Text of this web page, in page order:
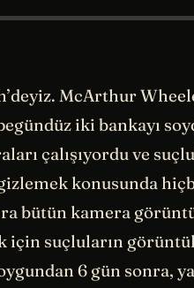
McArthur
iki bankayı
çalışıyordu ve
konusunda
bütün kamera
için suçluların
6 gün sonra,